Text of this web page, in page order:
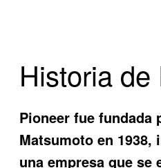
Historia
Pioneer fue fundada
Matsumoto en
una empresa que se